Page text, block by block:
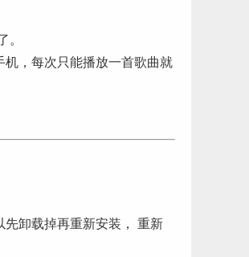
。
，每次只能播放一首歌曲就
卸载掉再重新安装， 重新